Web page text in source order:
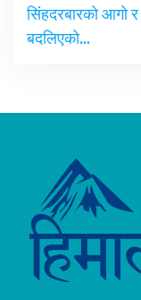
सिंहदरबारको आगो
बदलिएको…